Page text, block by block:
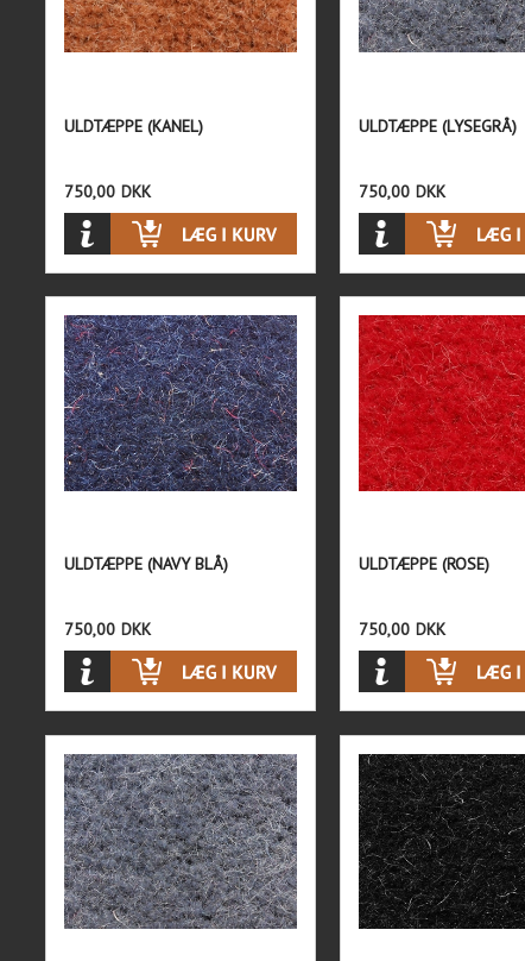
ULDTÆPPE (KANEL)
750,00 DKK
ULDTÆPPE (LYSEGRÅ)
750,00 DKK
ULDTÆPPE (NAVY BLÅ)
750,00 DKK
ULDTÆPPE (ROSE)
750,00 DKK